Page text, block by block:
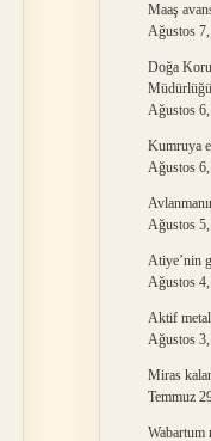
Maaş
Ağustos
Doğa
Ağustos
Kumruya
Ağustos
Ağustos
Atiye’nin
Ağustos
Aktif
Ağustos
Miras
Temmuz
Wabartum